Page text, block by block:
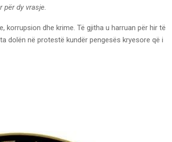
dy vrasje.
korrupsion dhe krime. Të gjitha u harruan për hir të
dolën në protestë kundër pengesës kryesore që i